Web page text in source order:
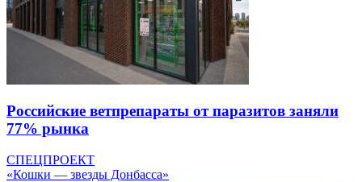
Российские ветпрепараты от паразитов заняли
77% рынка
СПЕЦПРОЕКТ
«Кошки — звезды Донбасса»